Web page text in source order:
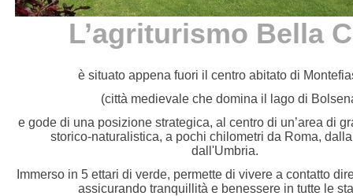
è situato appena fuori il centro abitato di
(città medievale che domina il lago di
e gode di una posizione strategica, al centro di un’area di
storico-naturalistica, a pochi chilometri da Roma,
dall'Umbria.
Immerso in 5 ettari di verde, permette di vivere a contatto
assicurando tranquillità e benessere in tutte le
L’agriturismo Bella